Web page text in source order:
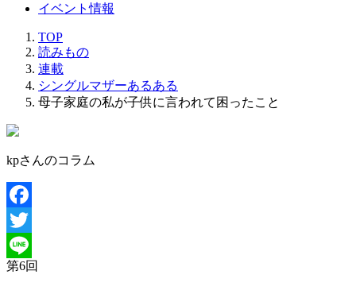
イベント情報
TOP
読みもの
連載
シングルマザーあるある
母子家庭の私が子供に言われて困ったこと
kpさんのコラム
Facebook
Twitter
Line
第6回